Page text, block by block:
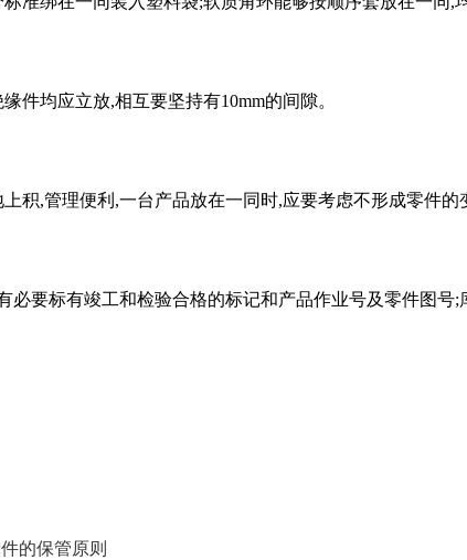
均应立放,相互要坚持有10mm的间隙。
,管理便利,一台产品放在一同时,应要考虑不形成零件的
要标有竣工和检验合格的标记和产品作业号及零件图号;
的保管原则